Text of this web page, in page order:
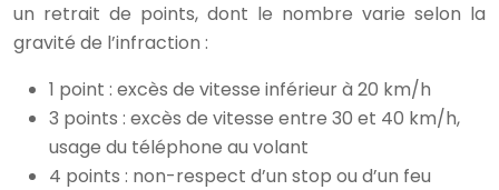
un retrait de points, dont le nombre varie selon la
gravité de l’infraction :
1 point : excès de vitesse inférieur à 20 km/h
3 points : excès de vitesse entre 30 et 40 km/h,
usage du téléphone au volant
4 points : non-respect d’un stop ou d’un feu